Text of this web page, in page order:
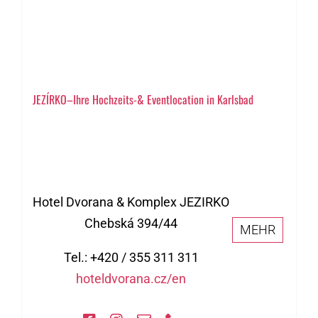
JEZÍRKO–Ihre Hochzeits-& Eventlocation in Karlsbad
Hotel Dvorana & Komplex JEZIRKO
Chebská 394/44
Tel.: +420 / 355 311 311
hoteldvorana.cz/en
MEHR